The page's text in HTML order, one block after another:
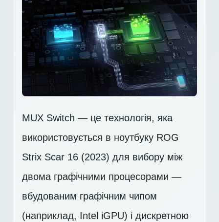
MUX Switch — це технологія, яка
використовується в ноутбуку ROG
Strix Scar 16 (2023) для вибору між
двома графічними процесорами —
вбудованим графічним чипом
(наприклад, Intel iGPU) і дискретною